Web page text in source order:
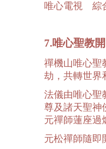
唯心電視 綜
7.唯心聖教
禪機山唯心聖
劫，共轉世界
法儀由唯心聖
尊及諸天聖神
元禪師蓮座過
元松禪師隨即